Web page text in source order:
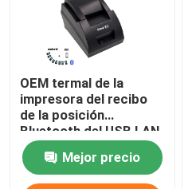
OEM termal de la
impresora del recibo
de la posición
Bluetooth del USB LAN
Desktop 58m m
Mejor precio